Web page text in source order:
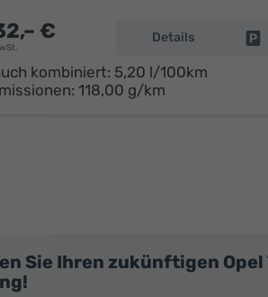
€ Details
kombiniert: 5,20 l/100km
118,00 g/km
Sie Ihren zukünftigen